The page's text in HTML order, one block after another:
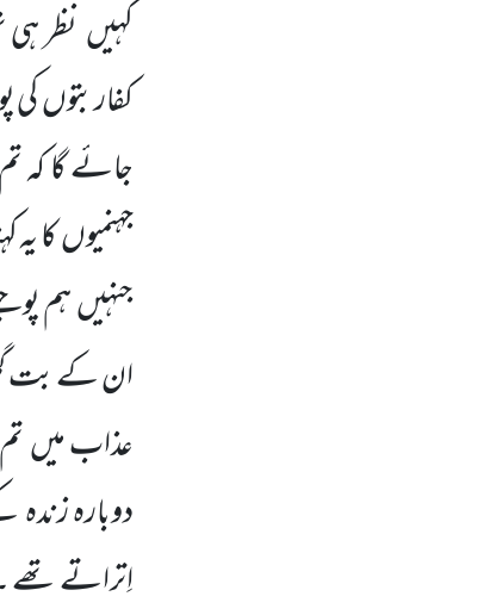
کہیں نظر
کفاربتوںکی
جائے گا کہ
جہنمیوںکا
جنہیںہم
ان کے بت
عذابمیں
دوبارہ
اِتراتے تھے